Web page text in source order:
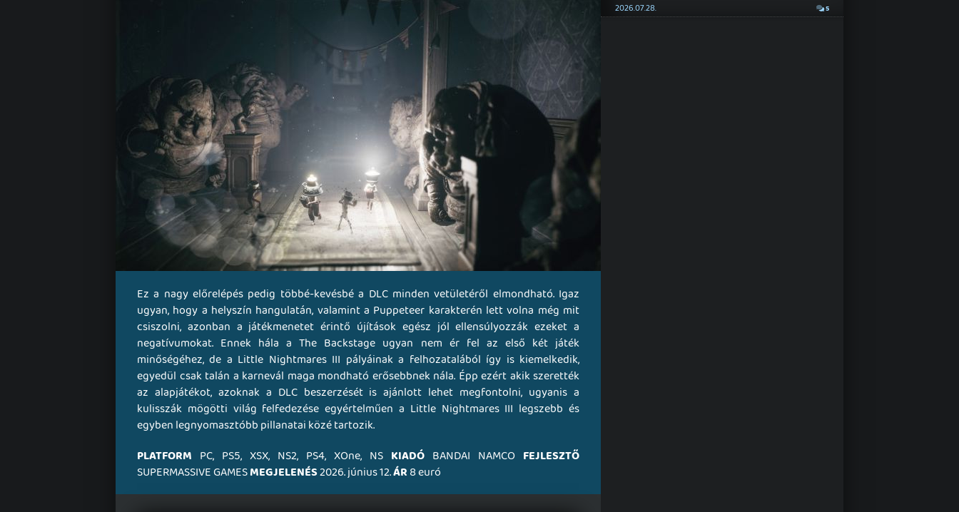
Ez a nagy előrelépés pedig többé-kevésbé a DLC minden vetületéről elmondható. Igaz
ugyan, hogy a helyszín hangulatán, valamint a Puppeteer karakterén lett volna még mit
csiszolni, azonban a játékmenetet érintő újítások egész jól ellensúlyozzák ezeket a
negatívumokat. Ennek hála a The Backstage ugyan nem ér fel az első két játék
minőségéhez, de a Little Nightmares III pályáinak a felhozatalából így is kiemelkedik,
egyedül csak talán a karnevál maga mondható erősebbnek nála. Épp ezért akik szerették
az alapjátékot, azoknak a DLC beszerzését is ajánlott lehet megfontolni, ugyanis a
kulisszák mögötti világ felfedezése egyértelműen a Little Nightmares III legszebb és
egyben legnyomasztóbb pillanatai közé tartozik.
PLATFORM PC, PS5, XSX, NS2, PS4, XOne, NS KIADÓ BANDAI NAMCO FEJLESZTŐ
SUPERMASSIVE GAMESMEGJELENÉS2026. június 12.ÁR 8 euró
2026.07.28. 5